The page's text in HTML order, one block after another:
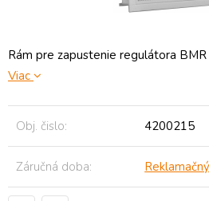
Rám pre zapustenie regulátora
Viac
Obj. čislo: 4200215
Záručná doba: